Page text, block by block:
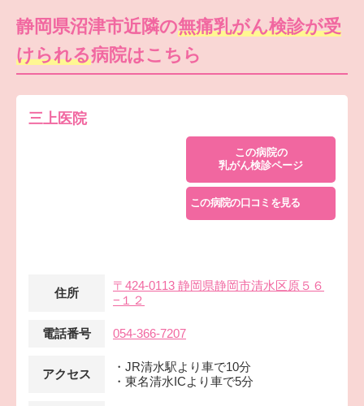
静岡県沼津市近隣の無痛乳がん検診が受
けられる病院はこちら
三上医院
この病院の
乳がん検診ページ
この病院の口コミを見る
住所
〒424-0113 静岡県静岡市清水区原５６
−１２
電話番号 054-366-7207
アクセス
・JR清水駅より車で10分
・東名清水ICより車で5分